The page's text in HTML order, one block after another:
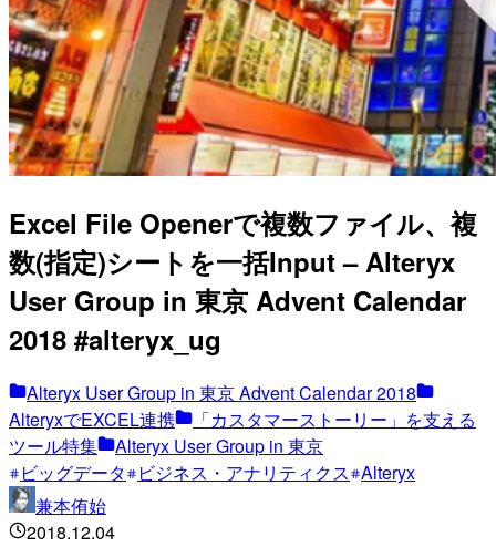
Excel File Openerで複数ファイル、複
数(指定)シートを一括Input – Alteryx
User Group in 東京 Advent Calendar
2018 #alteryx_ug
Alteryx User Group in 東京 Advent Calendar 2018
AlteryxでEXCEL連携
「カスタマーストーリー」を支える
ツール特集
Alteryx User Group in 東京
ビッグデータ
ビジネス・アナリティクス Alteryx
兼本侑始
2018.12.04